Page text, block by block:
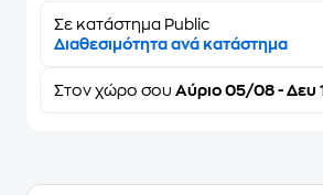
Σε κατάστημα Public
Διαθεσιμότητα ανά κατάστημα
Στον χώρο σου Αύριο 05/08 - Δευ